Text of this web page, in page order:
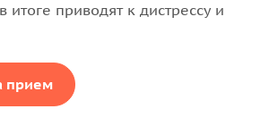
итоге приводят к дистрессу и
прием